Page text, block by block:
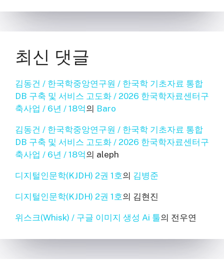
최신 댓글
김동건 / 한국학중앙연구원 / 한국학 기초자료 통합
DB 구축 및 서비스 고도화 / 2026 한국학자료센터구
축사업 / 6년 / 18억의 Baro
김동건 / 한국학중앙연구원 / 한국학 기초자료 통합
DB 구축 및 서비스 고도화 / 2026 한국학자료센터구
축사업 / 6년 / 18억의 aleph
디지털인문학(KJDH) 2권 1호의 김병준
디지털인문학(KJDH) 2권 1호의 김현진
위스크(Whisk) / 구글 이미지 생성 Ai 툴의 전우연